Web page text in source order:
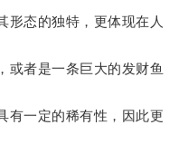
态的独特，更体现在人
者是一条巨大的发财鱼
一定的稀有性，因此更